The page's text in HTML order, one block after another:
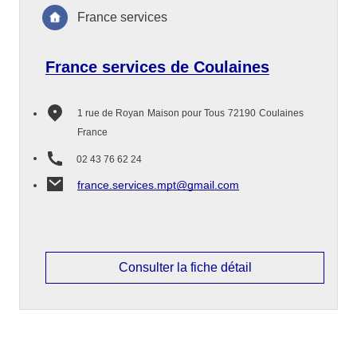
France services de Coulaines
1 rue de Royan Maison pour Tous 72190 Coulaines
France
02 43 76 62 24
france.services.mpt@gmail.com
France services
Consulter la fiche détail